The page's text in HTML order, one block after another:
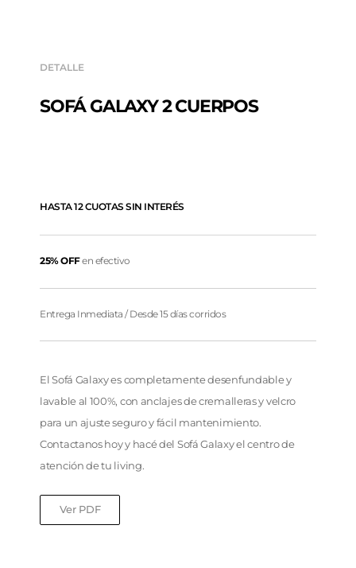
DETALLE
SOFÁ GALAXY 2 CUERPOS
HASTA 12 CUOTAS SIN INTERÉS
25% OFFen efectivo
Entrega Inmediata / Desde 15 días corridos
El Sofá Galaxy es completamente desenfundable y
lavable al 100%, con anclajes de cremalleras y velcro
para un ajuste seguro y fácil mantenimiento.
Contactanos hoy y hacé del Sofá Galaxy el centro de
atención de tu living.
Ver PDF